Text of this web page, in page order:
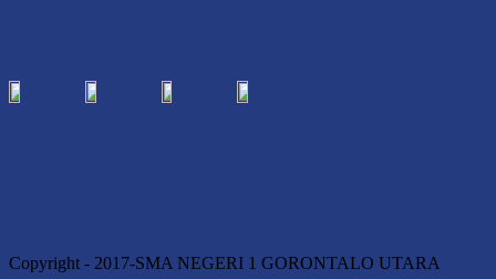
Copyright - 2017-SMA NEGERI 1 GORONTALO UTARA